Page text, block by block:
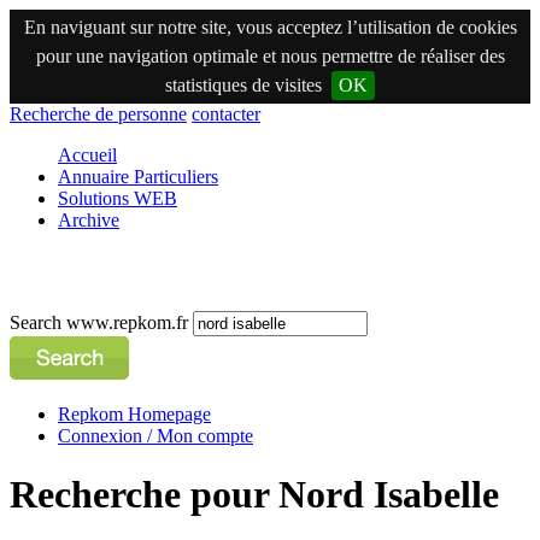
En naviguant sur notre site, vous acceptez l’utilisation de cookies
pour une navigation optimale et nous permettre de réaliser des
statistiques de visites
OK
Recherche de personne contacter
Accueil
Annuaire Particuliers
Solutions WEB
Archive
Search www.repkom.fr
Repkom Homepage
Connexion / Mon compte
Recherche pour Nord Isabelle